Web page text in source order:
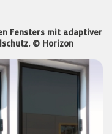
Fensters mit adaptiver
© Horizon